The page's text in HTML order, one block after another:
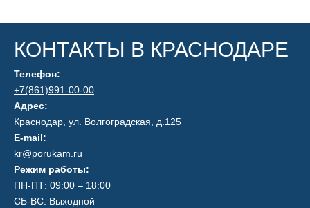
КОНТАКТЫ В КРАСНОДАРЕ
Телефон:
+7(861)991-00-00
Адрес:
Краснодар, ул. Волгоградская, д.125
E-mail:
kr@porukam.ru
Режим работы:
ПН-ПТ: 09:00 – 18:00
СБ-ВС: Выходной